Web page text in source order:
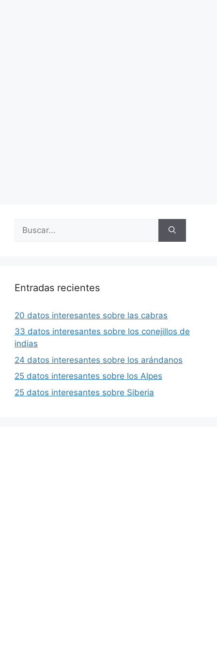
Entradas recientes
20 datos interesantes sobre las cabras
33 datos interesantes sobre los conejillos de
indias
24 datos interesantes sobre los arándanos
25 datos interesantes sobre los Alpes
25 datos interesantes sobre Siberia